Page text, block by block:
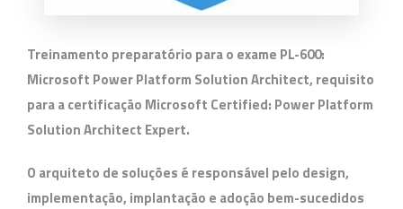
Treinamento preparatório para o exame PL-600:
Microsoft Power Platform Solution Architect, requisito
para a certificação Microsoft Certified: Power Platform
Solution Architect Expert.
O arquiteto de soluções é responsável pelo design,
implementação, implantação e adoção bem-sucedidos